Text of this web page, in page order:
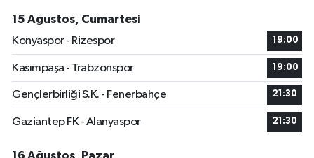
15 Ağustos, Cumartesi
Konyaspor - Rizespor
19:00
Kasımpaşa - Trabzonspor 19:00
Gençlerbirliği S.K. - Fenerbahçe 21:30
Gaziantep FK - Alanyaspor 21:30
16 Ağustos, Pazar